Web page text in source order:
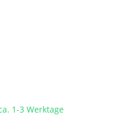
1-3 Werktage